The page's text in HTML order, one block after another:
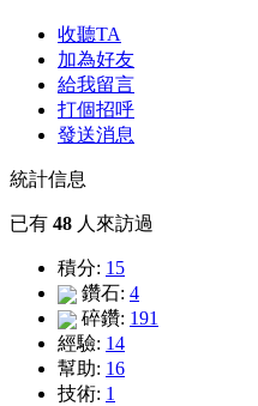
收聽TA
加為好友
給我留言
打個招呼
發送消息
統計信息
已有 48 人來訪過
積分: 15
鑽石: 4
碎鑽: 191
經驗: 14
幫助: 16
技術: 1